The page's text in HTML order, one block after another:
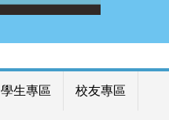
學生專區 校友專區